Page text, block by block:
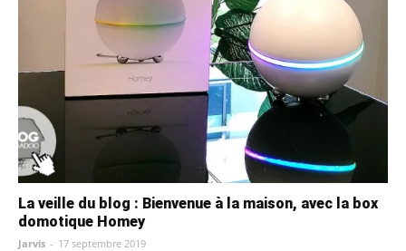
La veille du blog : Bienvenue à la maison, avec la box
domotique Homey
Jarvis - 17 septembre 2019